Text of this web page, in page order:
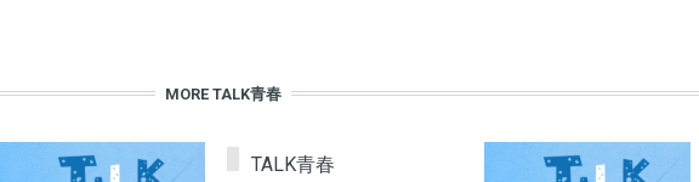
MORE TALK青春
TALK青春